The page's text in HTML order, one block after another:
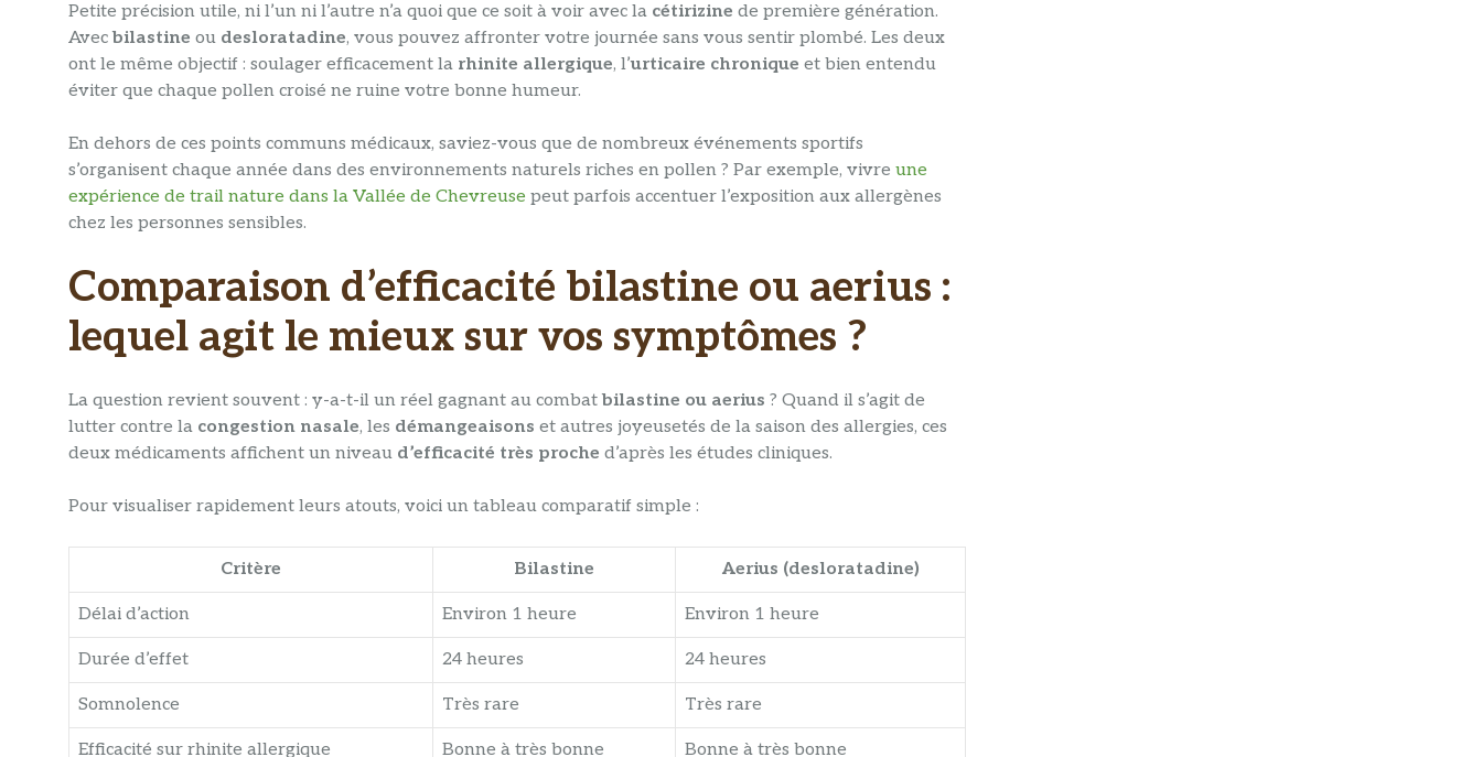
Petite précision utile, ni l’un ni l’autre n’a quoi que ce soit à voir avec la cétirizine de première génération.
Avecbilastine ou desloratadine, vous pouvez affronter votre journée sans vous sentir plombé. Les deux
ont le même objectif : soulager efficacement la rhinite allergique, l’urticaire chronique et bien entendu
éviter que chaque pollen croisé ne ruine votre bonne humeur.
En dehors de ces points communs médicaux, saviez-vous que de nombreux événements sportifs
s’organisent chaque année dans des environnements naturels riches en pollen ? Par exemple, vivre une
expérience de trail nature dans la Vallée de Chevreuse peut parfois accentuer l’exposition aux allergènes
chez les personnes sensibles.
Comparaison d’efficacité bilastine ou aerius :
lequel agit le mieux sur vos symptômes ?
La question revient souvent : y-a-t-il un réel gagnant au combatbilastine ou aerius ? Quand il s’agit de
lutter contre la congestion nasale, les démangeaisons et autres joyeusetés de la saison des allergies, ces
deux médicaments affichent un niveau d’efficacité très proche d’après les études cliniques.
Pour visualiser rapidement leurs atouts, voici un tableau comparatif simple :
Critère Bilastine Aerius (desloratadine)
Délai d’action Environ 1 heure Environ 1 heure
Durée d’effet 24 heures 24 heures
Somnolence Très rare Très rare
Efficacité sur rhinite allergique Bonne à très bonne Bonne à très bonne